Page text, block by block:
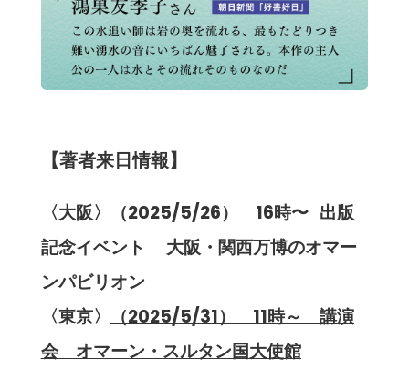
【著者来日情報】
〈大阪〉（2025/5/26） 16時〜 出版
記念イベント 大阪・関西万博のオマー
ンパビリオン​
〈東京〉
（2025/5/31） 11時～ 講演
会 オマーン・スルタン国大使館